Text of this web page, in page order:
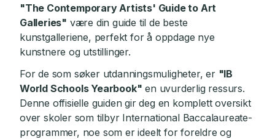
"The Contemporary Artists' Guide to Art
Galleries" være din guide til de beste
kunstgalleriene, perfekt for å oppdage nye
kunstnere og utstillinger.
For de som søker utdanningsmuligheter, er "IB
World Schools Yearbook" en uvurderlig ressurs.
Denne offisielle guiden gir deg en komplett oversikt
over skoler som tilbyr International Baccalaureate-
programmer, noe som er ideelt for foreldre og